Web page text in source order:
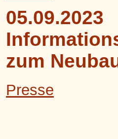
05.09.2023
zum
Presse